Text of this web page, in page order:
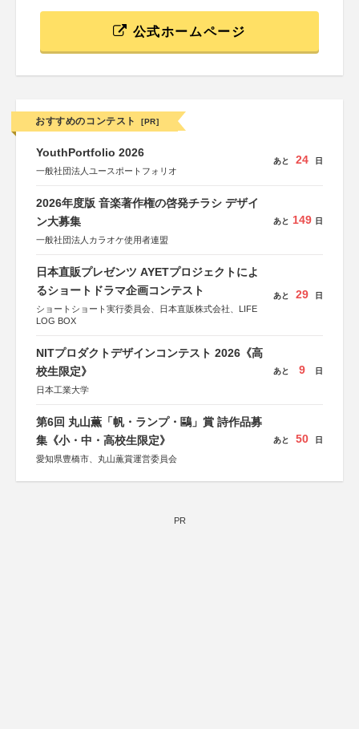
公式ホームページ
おすすめのコンテスト [PR]
YouthPortfolio 2026
一般社団法人ユースポートフォリオ
あと 24 日
2026年度版 音楽著作権の啓発チラシ デザイ
ン大募集
一般社団法人カラオケ使用者連盟
あと 149 日
日本直販プレゼンツ AYETプロジェクトによ
るショートドラマ企画コンテスト
ショートショート実行委員会、日本直販株式会社、LIFE
LOG BOX
あと 29 日
NITプロダクトデザインコンテスト 2026《高
校生限定》
日本工業大学
あと 9 日
第6回 丸山薫「帆・ランプ・鷗」賞 詩作品募
集《小・中・高校生限定》
愛知県豊橋市、丸山薫賞運営委員会
あと 50 日
PR